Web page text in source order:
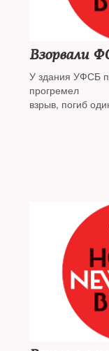
Взорвали
У здания УФСБ
прогремел
взрыв, погиб